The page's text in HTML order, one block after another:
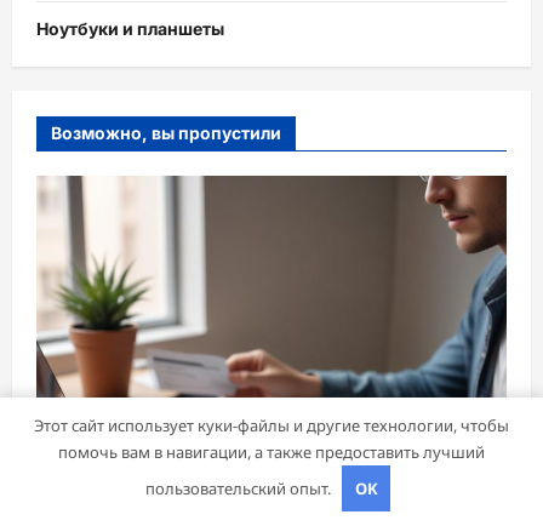
Ноутбуки и планшеты
Возможно, вы пропустили
Этот сайт использует куки-файлы и другие технологии, чтобы
помочь вам в навигации, а также предоставить лучший
пользовательский опыт.
OK